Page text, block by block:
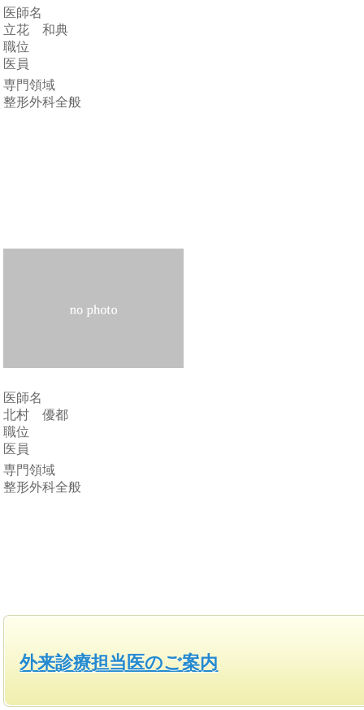
医師名
立花 和典
職位
医員
専門領域
整形外科全般
医師名
北村 優都
職位
医員
専門領域
整形外科全般
外来診療担当医のご案内